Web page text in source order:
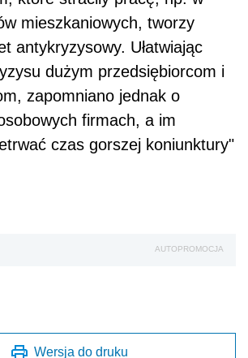
mieszkaniowych, tworzy
antykryzysowy. Ułatwiając
dużym przedsiębiorcom i
zapomniano jednak o
firmach, a im
czas gorszej koniunktury"
AUTOPROMOCJA
Wersja do druku